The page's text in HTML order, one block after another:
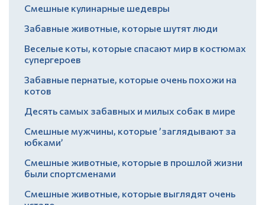
Смешные кулинарные шедевры
Забавные животные, которые шутят люди
Веселые коты, которые спасают мир в костюмах
супергероев
Забавные пернатые, которые очень похожи на
котов
Десять самых забавных и милых собак в мире
Смешные мужчины, которые ’заглядывают за
юбками’
Смешные животные, которые в прошлой жизни
были спортсменами
Смешные животные, которые выглядят очень